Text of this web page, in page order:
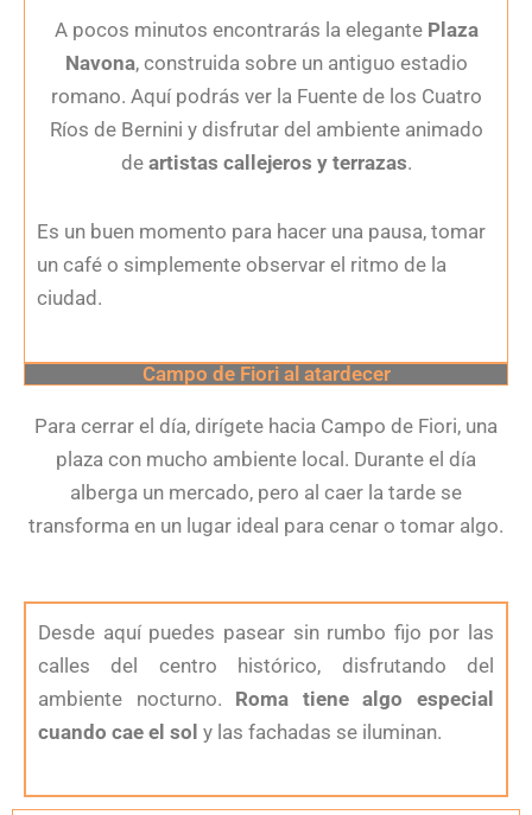
A pocos minutos encontrarás la elegante Plaza
Navona, construida sobre un antiguo estadio
romano. Aquí podrás ver la Fuente de los Cuatro
Ríos de Bernini y disfrutar del ambiente animado
de artistas callejeros y terrazas.
Es un buen momento para hacer una pausa, tomar
un café o simplemente observar el ritmo de la
ciudad.
Campo de Fiori al atardecer
Para cerrar el día, dirígete hacia Campo de Fiori, una
plaza con mucho ambiente local. Durante el día
alberga un mercado, pero al caer la tarde se
transforma en un lugar ideal para cenar o tomar algo.
Desde aquí puedes pasear sin rumbo fijo por las
calles del centro histórico, disfrutando del
ambiente nocturno. Roma tiene algo especial
cuando cae el sol y las fachadas se iluminan.